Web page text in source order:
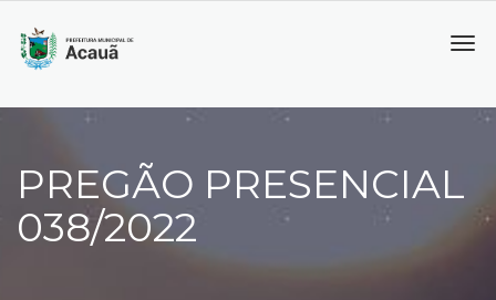
PREGÃO PRESENCIAL
038/2022